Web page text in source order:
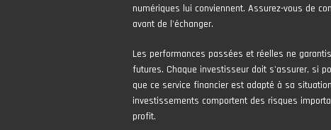
numériques lui conviennent. Assurez-vous de
avant de l'échanger.
Les performances passées et réelles ne
futures. Chaque investisseur doit s'assurer, si
que ce service financier est adapté à sa
investissements comportent des risques
profit.